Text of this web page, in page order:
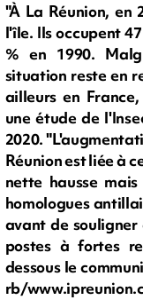
"À La Réunion, en
l'île. Ils occupent
% en 1990.
situation reste en
ailleurs en
une étude de
2020.
Réunion est liée à
nette hausse
homologues
avant de
postes à fortes
dessous le
rb/